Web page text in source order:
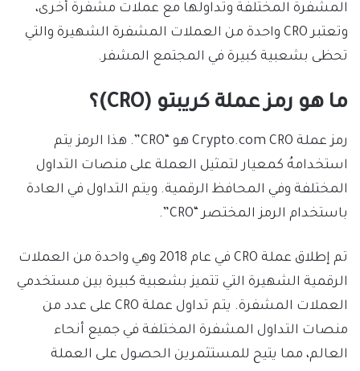
المشفرة المختلفة وتداولها مع عملات مشفرة أخرى،
وتعتبر CRO واحدة من العملات المشفرة الشهيرة والتي
تحظى بشعبية كبيرة في المجتمع المشفر.
ما هو رمز عملة كريبتو (CRO)؟
رمز عملة Crypto.com CRO هو “CRO”. هذا الرمز يتم
استخدامهُ كمعيار لتمثيل العملة على منصات التداول
المختلفة وفي المحافظ الرقمية. ويتم التداول في العادة
باستخدام الرمز المختصر “CRO”.
تم إطلاق عملة CRO في عام 2018 وهي واحدة من العملات
الرقمية الشهيرة التي تتميز بشعبية كبيرة بين مستخدمي
العملات المشفرة. يتم تداول عملة CRO على عدد من
منصات التداول المشفرة المختلفة في جميع أنحاء
العالم، مما يتيح للمستثمرين الحصول على العملة